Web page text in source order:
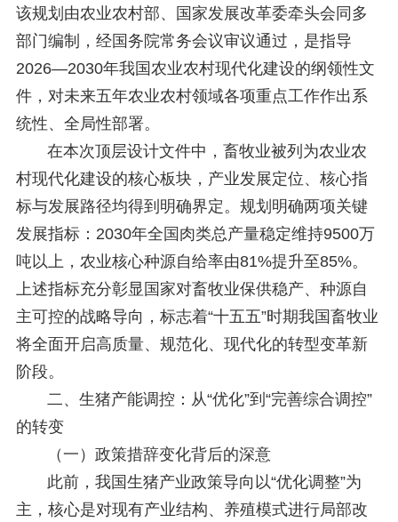
该规划由农业农村部、国家发展改革委牵头会同多
部门编制，经国务院常务会议审议通过，是指导
2026—2030年我国农业农村现代化建设的纲领性文
件，对未来五年农业农村领域各项重点工作作出系
统性、全局性部署。
在本次顶层设计文件中，畜牧业被列为农业农
村现代化建设的核心板块，产业发展定位、核心指
标与发展路径均得到明确界定。规划明确两项关键
发展指标：2030年全国肉类总产量稳定维持9500万
吨以上，农业核心种源自给率由81%提升至85%。
上述指标充分彰显国家对畜牧业保供稳产、种源自
主可控的战略导向，标志着“十五五”时期我国畜牧业
将全面开启高质量、规范化、现代化的转型变革新
阶段。
二、生猪产能调控：从“优化”到“完善综合调控”
的转变
（一）政策措辞变化背后的深意
此前，我国生猪产业政策导向以“优化调整”为
主，核心是对现有产业结构、养殖模式进行局部改